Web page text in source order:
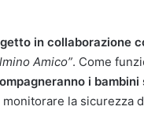
in collaborazione
Amico”. Come
i bambini
la sicurezza